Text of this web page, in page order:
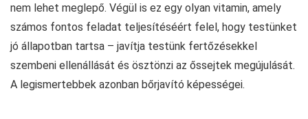
nem lehet meglepő. Végül is ez egy olyan vitamin, amely
számos fontos feladat teljesítéséért felel, hogy testünket
jó állapotban tartsa – javítja testünk fertőzésekkel
szembeni ellenállását és ösztönzi az őssejtek megújulását.
A legismertebbek azonban bőrjavító képességei.